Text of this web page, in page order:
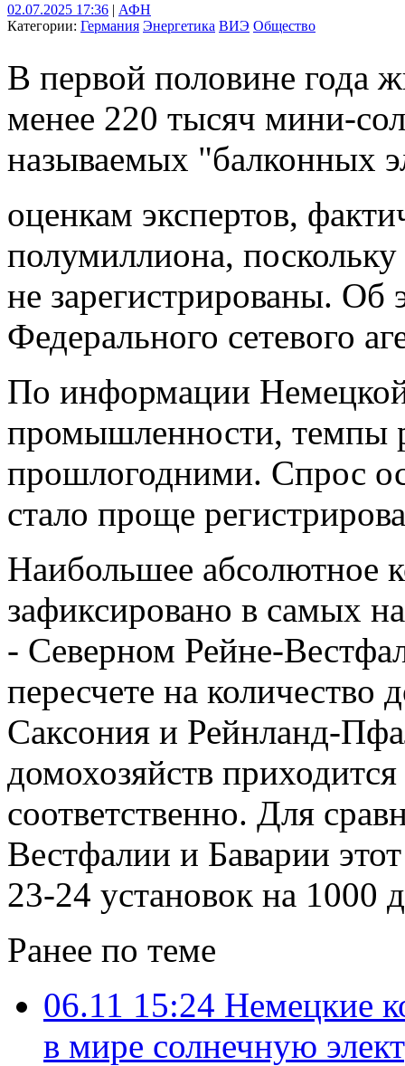
02.07.2025 17:36 | АФН
Категории: Германия Энергетика ВИЭ Общество
В первой половине года
менее 220 тысяч мини-
называемых "балконных
оценкам экспертов,
полумиллиона,
не зарегистрированы. Об
Федерального сетевого
По информации
промышленности, темпы
прошлогодними. Спрос
стало проще
Наибольшее абсолютное
зафиксировано в самых
- Северном Рейне-
пересчете на
Саксония и Рейнланд-
домохозяйств
соответственно. Для
Вестфалии и Баварии этот
23-24 установок на 1000
Ранее по теме
06.11 15:24 Немецкие
в мире солнечную